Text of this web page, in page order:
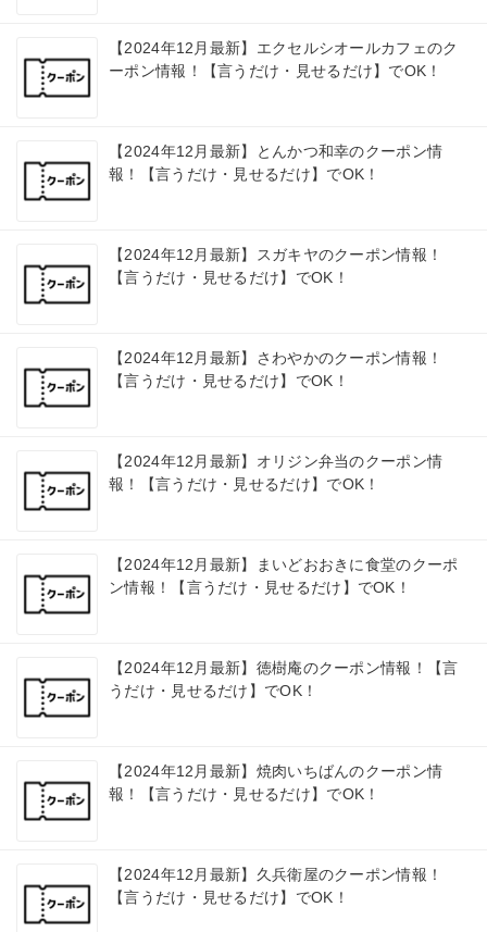
【2024年12月最新】エクセルシオールカフェのク
ーポン情報！【言うだけ・見せるだけ】でOK！
【2024年12月最新】とんかつ和幸のクーポン情
報！【言うだけ・見せるだけ】でOK！
【2024年12月最新】スガキヤのクーポン情報！
【言うだけ・見せるだけ】でOK！
【2024年12月最新】さわやかのクーポン情報！
【言うだけ・見せるだけ】でOK！
【2024年12月最新】オリジン弁当のクーポン情
報！【言うだけ・見せるだけ】でOK！
【2024年12月最新】まいどおおきに食堂のクーポ
ン情報！【言うだけ・見せるだけ】でOK！
【2024年12月最新】徳樹庵のクーポン情報！【言
うだけ・見せるだけ】でOK！
【2024年12月最新】焼肉いちばんのクーポン情
報！【言うだけ・見せるだけ】でOK！
【2024年12月最新】久兵衛屋のクーポン情報！
【言うだけ・見せるだけ】でOK！